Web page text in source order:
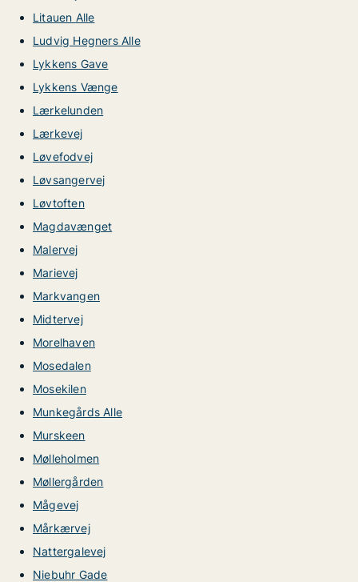
Litauen Alle
Ludvig Hegners Alle
Lykkens Gave
Lykkens Vænge
Lærkelunden
Lærkevej
Løvefodvej
Løvsangervej
Løvtoften
Magdavænget
Malervej
Marievej
Markvangen
Midtervej
Morelhaven
Mosedalen
Mosekilen
Munkegårds Alle
Murskeen
Mølleholmen
Møllergården
Mågevej
Mårkærvej
Nattergalevej
Niebuhr Gade